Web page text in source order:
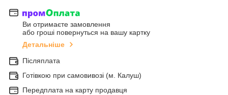
Ви отримаєте замовлення
або гроші повернуться на вашу картку
Детальніше
Післяплата
Готівкою при самовивозі (м. Калуш)
Передплата на карту продавця